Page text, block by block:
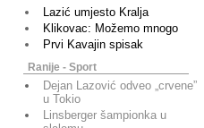
Lazić umjesto Kralja
Klikovac: Možemo mnogo
Prvi Kavajin spisak
Ranije - Sport
Dejan Lazović odveo „crvene”
u Tokio
Linsberger šampionka u